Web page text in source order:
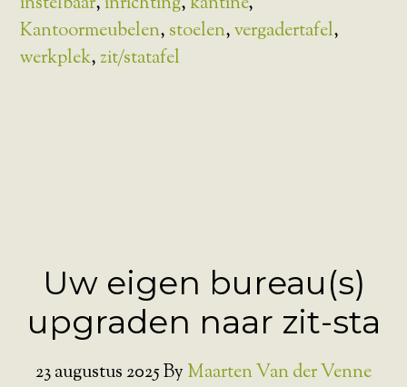
Kantoormeubelen, stoelen,vergadertafel,
werkplek, zit/statafel
Uw eigen bureau(s)
upgraden naar zit-sta
23 augustus 2025By Maarten Van der Venne